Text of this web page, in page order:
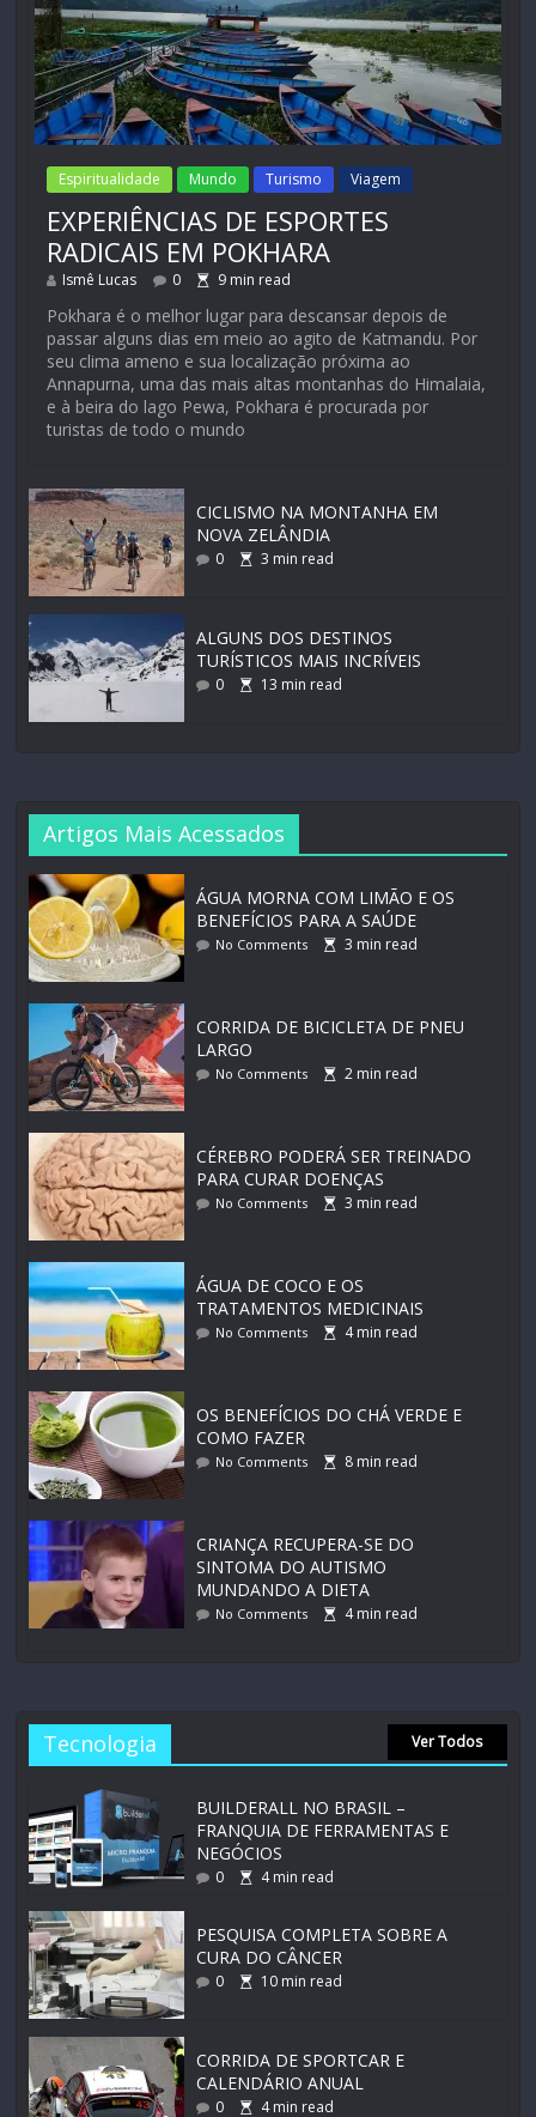
Espiritualidade Mundo Turismo Viagem
EXPERIÊNCIAS DE ESPORTES
RADICAIS EM POKHARA
Ismê Lucas 0 9 min read
Pokhara é o melhor lugar para descansar depois de
passar alguns dias em meio ao agito de Katmandu. Por
seu clima ameno e sua localização próxima ao
Annapurna, uma das mais altas montanhas do Himalaia,
e à beira do lago Pewa, Pokhara é procurada por
turistas de todo o mundo
CICLISMO NA MONTANHA EM
NOVA ZELÂNDIA
0 3 min read
ALGUNS DOS DESTINOS
TURÍSTICOS MAIS INCRÍVEIS
0 13 min read
Artigos Mais Acessados
ÁGUA MORNA COM LIMÃO E OS
BENEFÍCIOS PARA A SAÚDE
No Comments 3 min read
CORRIDA DE BICICLETA DE PNEU
LARGO
No Comments 2 min read
CÉREBRO PODERÁ SER TREINADO
PARA CURAR DOENÇAS
No Comments 3 min read
ÁGUA DE COCO E OS
TRATAMENTOS MEDICINAIS
No Comments 4min read
OS BENEFÍCIOS DO CHÁ VERDE E
COMO FAZER
No Comments 8 min read
CRIANÇA RECUPERA-SE DO
SINTOMA DO AUTISMO
MUNDANDO A DIETA
No Comments 4min read
Tecnologia Ver Todos
BUILDERALL NO BRASIL –
FRANQUIA DE FERRAMENTAS E
NEGÓCIOS
0 4min read
PESQUISA COMPLETA SOBRE A
CURA DO CÂNCER
0 10 min read
CORRIDA DE SPORTCAR E
CALENDÁRIO ANUAL
0 4min read